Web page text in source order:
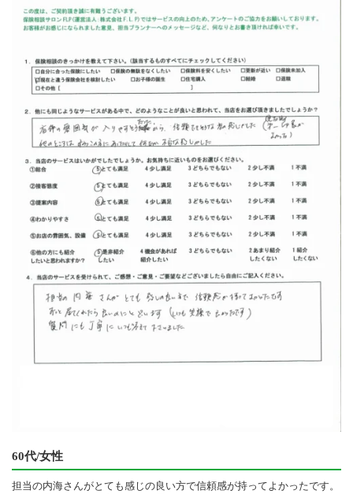
60代/女性
担当の内海さんがとても感じの良い方で信頼感が持ってよかったです。